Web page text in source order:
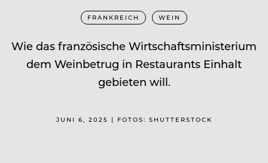
FRANKREICH WEIN
Wie das französische Wirtschaftsministerium
dem Weinbetrug in Restaurants Einhalt
gebieten will.
JUNI 6, 2025 | FOTOS: SHUTTERSTOCK